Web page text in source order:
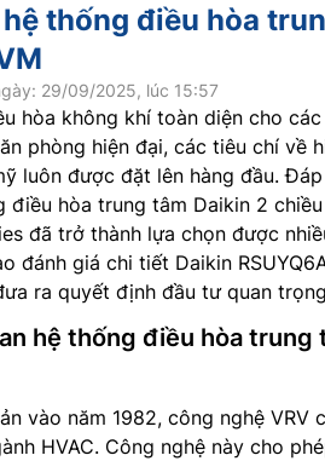
thống điều hòa
29/09/2025, lúc 15:57
hòa không khí toàn diện cho
phòng hiện đại, các tiêu chí về
luôn được đặt lên hàng đầu.
điều hòa trung tâm Daikin 2 chiều
đã trở thành lựa chọn được
đánh giá chi tiết Daikin
ra quyết định đầu tư quan
hệ thống điều hòa trung
vào năm 1982, công nghệ VRV
HVAC. Công nghệ này cho